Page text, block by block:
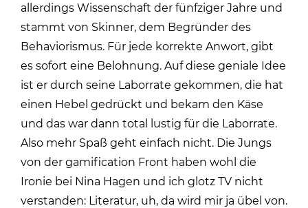
allerdings Wissenschaft der fünfziger Jahre und
stammt von Skinner, dem Begründer des
Behaviorismus. Für jede korrekte Anwort, gibt
es sofort eine Belohnung. Auf diese geniale Idee
ist er durch seine Laborrate gekommen, die hat
einen Hebel gedrückt und bekam den Käse
und das war dann total lustig für die Laborrate.
Also mehr Spaß geht einfach nicht. Die Jungs
von der gamification Front haben wohl die
Ironie bei Nina Hagen und ich glotz TV nicht
verstanden: Literatur, uh, da wird mir ja übel von.